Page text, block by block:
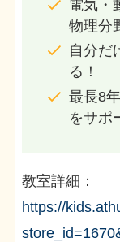
電気・
物理分
自分だ
る！
最長8
をサポ
教室詳細：
https://